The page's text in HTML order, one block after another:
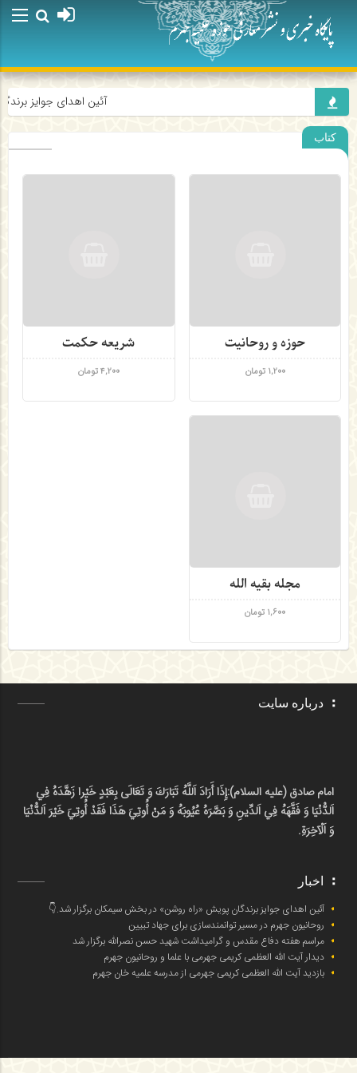
آئین اهدای جوایز
کتاب
حوزه و روحانیت
1,200 تومان
شریعه حکمت
4,200تومان
مجله بقیه الله
1,600 تومان
درباره سایت
امام صادق (علیه السلام):إِذَا أَرَادَ اَللَّهُ تَبَارَكَ وَ تَعَالَى بِعَبْدٍ خَيْرا زَهَّدَهُ فِي
اَلدُّنْيَا وَ فَقَّهَهُ فِي اَلدِّينِ وَ بَصَّرَهُ عُيُوبَهُ وَ مَنْ أُوتِيَ هَذَا فَقَدْ أُوتِيَ خَيْرَ اَلدُّنْيَا
وَ اَلْآخِرَةِ.
اخبار
آئین اهدای جوایز برندگان پویش «راه روشن» در بخش سیمکان برگزار شد.👇
روحانیون جهرم در مسیر توانمندسازی برای جهاد تبیین
مراسم هفته دفاع مقدس و گرامیداشت شهید حسن نصرالله برگزار شد
دیدار آیت الله العظمی کریمی جهرمی با علما و روحانیون جهرم
بازدید آیت الله العظمی کریمی جهرمی از مدرسه علمیه خان جهرم